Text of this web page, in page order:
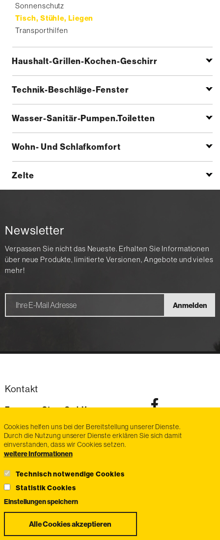
Sonnenschutz
Tisch, Stühle, Liegen
Transporthilfen
Haushalt-Grillen-Kochen-Geschirr
Technik-Beschläge-Fenster
Wasser-Sanitär-Pumpen.Toiletten
Wohn- Und Schlafkomfort
Zelte
Newsletter
Verpassen Sie nicht das Neueste. Erhalten Sie Informationen
über neue Produkte, limitierte Versionen, Angebote und vieles
mehr!
Anmelden
Kontakt
Exmanco-Steyr GmbH
4407Steyr-Gleink
AT
Telefon:voice
+43 7252 / 470 87
Fax:fax
+43 7252 / 470 87-20
E-Mail:email
info@exmanco-steyr.at
Zahlungsmethoden
Cookies helfen uns bei der Bereitstellung unserer Dienste.
Durch die Nutzung unserer Dienste erklären Sie sich damit
einverstanden, dass wir Cookies setzen.
weitere Informationen
Technisch notwendige Cookies
Statistik Cookies
Einstellungen speichern
Alle Cookies akzeptieren